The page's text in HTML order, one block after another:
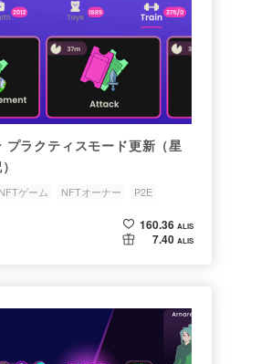
プラクティスモード更新（星
NFTゲーム NFTオーナー P2E
160.36 ALIS
7.40 ALIS